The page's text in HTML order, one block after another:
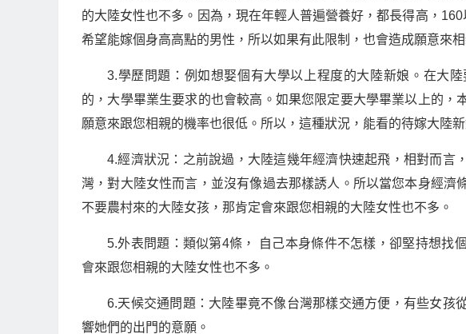
的大陸女性也不多。因為，現在年輕人普遍營養好，都長得高，
希望能嫁個身高高點的男性，所以如果有此限制，也會造成願意來
3.學歷問題：例如想娶個有大學以上程度的大陸新娘。在大
的，大學畢業生要求的也會較高。如果您限定要大學畢業以上的，
願意來跟您相親的機率也很低。所以，這種狀況，能看的待嫁大陸新
4.經濟狀況：之前說過，大陸這幾年經濟快速起飛，相對而言
灣，對大陸女性而言，並沒有像過去那樣誘人。所以當您本身經濟
不要農村來的大陸女孩，那肯定會來跟您相親的大陸女性也不多。
5.外表問題：類似第4條， 自己本身條件不怎樣，卻堅持想找
會來跟您相親的大陸女性也不多。
6.天候交通問題：大陸畢竟不像台灣那樣交通方便，有些女孩
響她們的出門的意願。